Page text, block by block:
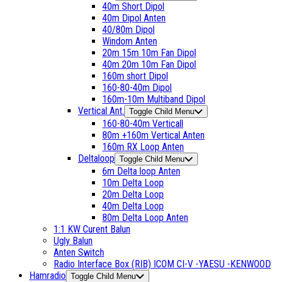
40m Short Dipol
40m Dipol Anten
40/80m Dipol
Windom Anten
20m 15m 10m Fan Dipol
40m 20m 10m Fan Dipol
160m short Dipol
160-80-40m Dipol
160m-10m Multiband Dipol
Vertical Ant. Toggle Child Menu
160-80-40m Verticall
80m +160m Vertical Anten
160m RX Loop Anten
Deltaloop Toggle Child Menu
6m Delta loop Anten
10m Delta Loop
20m Delta Loop
40m Delta Loop
80m Delta Loop Anten
1:1 KW Curent Balun
Ugly Balun
Anten Switch
Radio Interface Box (RIB) ICOM CI-V -YAESU -KENWOOD
Hamradio Toggle Child Menu